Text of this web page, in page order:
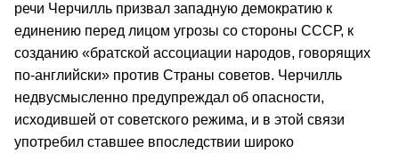
речи Черчилль призвал западную демократию к
единению перед лицом угрозы со стороны СССР, к
созданию «братской ассоциации народов, говорящих
по-английски» против Страны советов. Черчилль
недвусмысленно предупреждал об опасности,
исходившей от советского режима, и в этой связи
употребил ставшее впоследствии широко